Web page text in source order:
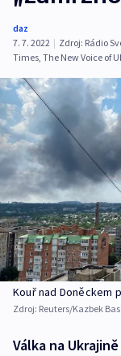
daz
7. 7. 2022 | Zdroj: Rádio
Times, The New Voice of
Kouř nad Doněckem
Zdroj: Reuters/Kazbek
Válka na